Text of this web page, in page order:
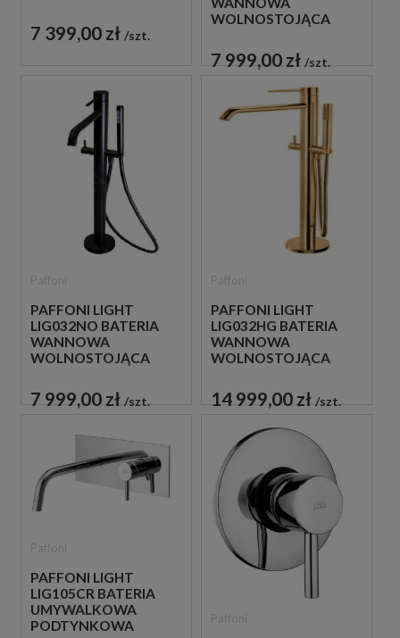
7 399,00 zł szt.
WOLNOSTOJĄCA
7 999,00 zł szt.
PAFFONI LIGHT
LIG032NO BATERIA
WANNOWA
WOLNOSTOJĄCA
7 999,00 zł szt.
PAFFONI LIGHT
LIG032HG BATERIA
WANNOWA
WOLNOSTOJĄCA
14 999,00 zł szt.
PAFFONI LIGHT
LIG105CR BATERIA
UMYWALKOWA
PODTYNKOWA